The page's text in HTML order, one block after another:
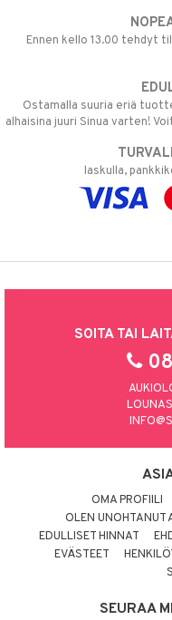
Ennen kello 13.00 tehdyt
Ostamalla suuria eriä
alhaisina juuri Sinua varten!
laskulla,
SOITA TAI
OMA PROFIILI
OLEN UNOHTANUT
EDULLISET HINNAT
EVÄSTEET
SEURAA